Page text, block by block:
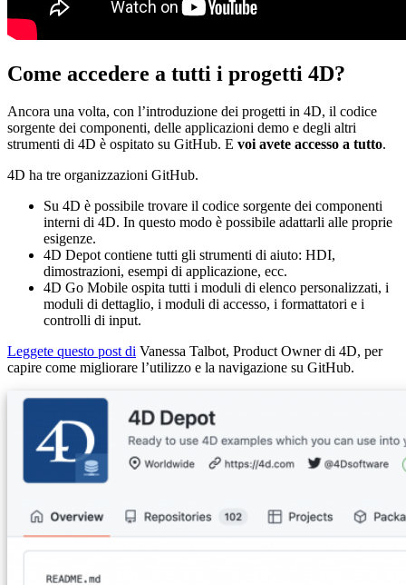
Come accedere a tutti i progetti 4D?
Ancora una volta, con l’introduzione dei progetti in 4D, il codice
sorgente dei componenti, delle applicazioni demo e degli altri
strumenti di 4D è ospitato su GitHub. E voi avete accesso a tutto.
4D ha tre organizzazioni GitHub.
Su 4D è possibile trovare il codice sorgente dei componenti
interni di 4D. In questo modo è possibile adattarli alle proprie
esigenze.
4D Depot contiene tutti gli strumenti di aiuto: HDI,
dimostrazioni, esempi di applicazione, ecc.
4D Go Mobile ospita tutti i moduli di elenco personalizzati, i
moduli di dettaglio, i moduli di accesso, i formattatori e i
controlli di input.
Leggete questo post di Vanessa Talbot, Product Owner di 4D, per
capire come migliorare l’utilizzo e la navigazione su GitHub.